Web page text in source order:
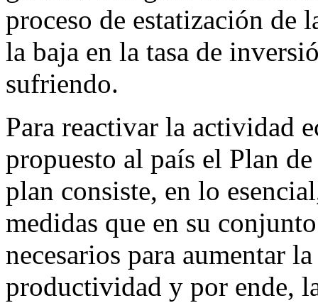
proceso de estatización de
la baja en la tasa de
sufriendo.
Para reactivar la actividad
propuesto al país el Plan
plan consiste, en lo
medidas que en su
necesarios para aumentar
productividad y por ende,